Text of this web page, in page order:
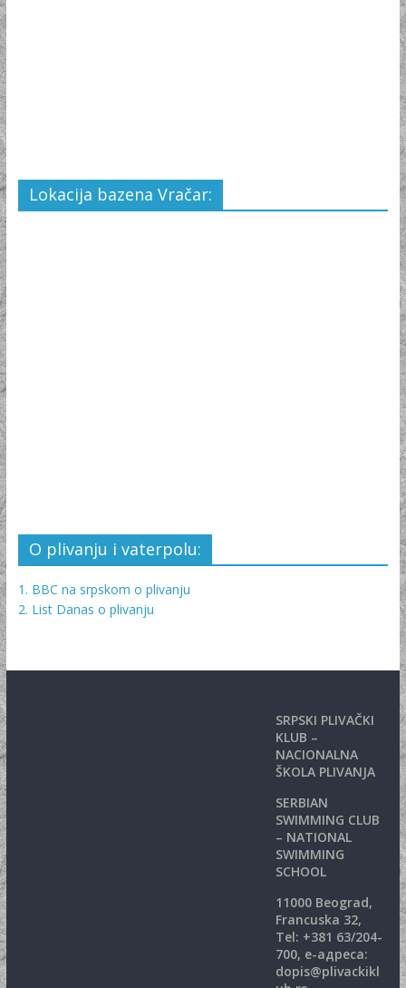
Lokacija bazena Vračar:
O plivanju i vaterpolu:
1. BBC na srpskom o plivanju
2. List Danas o plivanju
SRPSKI PLIVAČKI
KLUB –
NACIONALNA
ŠKOLA PLIVANJA
SERBIAN
SWIMMING CLUB
– NATIONAL
SWIMMING
SCHOOL
11000 Beograd,
Francuska 32,
Теl: +381 63/204-
700, е-адреса:
dopis@plivackikl